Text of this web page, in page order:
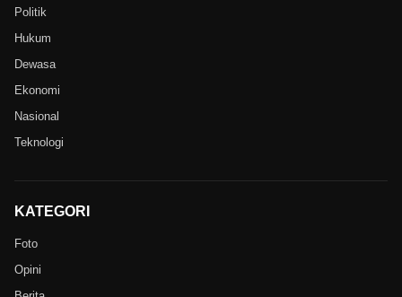
Politik
Hukum
Dewasa
Ekonomi
Nasional
Teknologi
KATEGORI
Foto
Opini